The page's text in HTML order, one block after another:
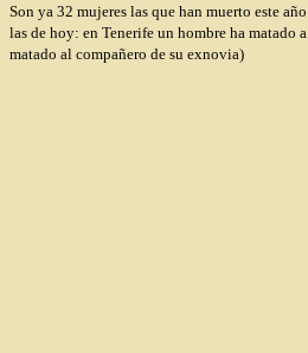
Son ya 32 mujeres las que han muerto este
las de hoy: en Tenerife un hombre ha matado
matado al compañero de su exnovia)